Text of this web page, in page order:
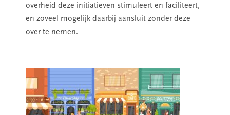
overheid deze initiatieven stimuleert en faciliteert,
en zoveel mogelijk daarbij aansluit zonder deze
over te nemen.